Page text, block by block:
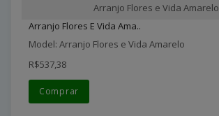
Arranjo Flores e Vida Amarelo
Arranjo Flores E Vida Ama..
Model: Arranjo Flores e Vida Amarelo
R$537,38
Comprar